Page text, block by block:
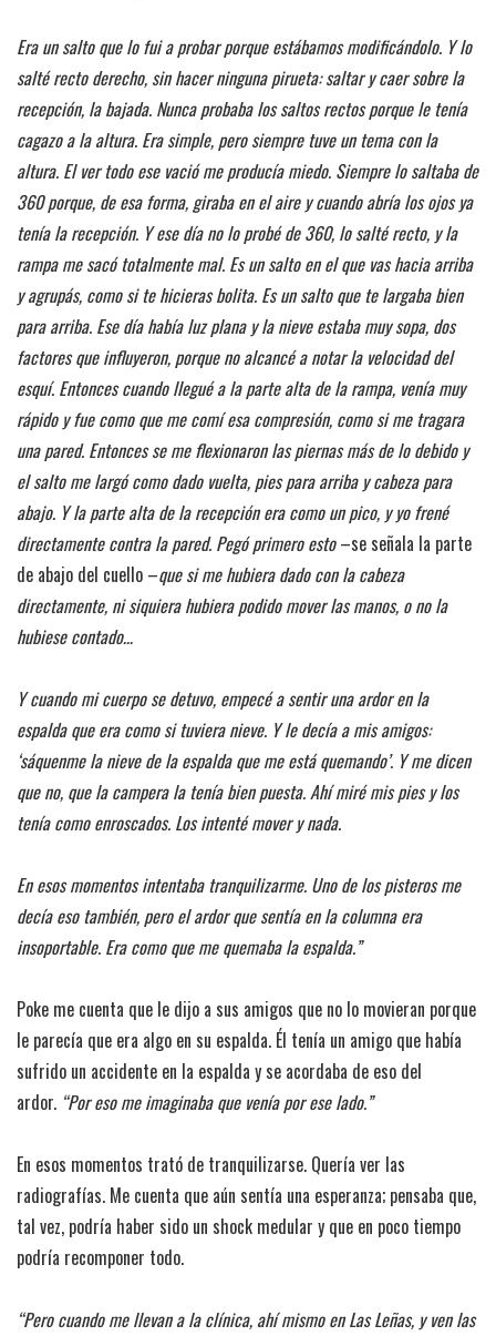
Era un salto que lo fui a probar porque estábamos modificándolo. Y lo
salté recto derecho, sin hacer ninguna pirueta: saltar y caer sobre la
recepción, la bajada. Nunca probaba los saltos rectos porque le tenía
cagazo a la altura. Era simple, pero siempre tuve un tema con la
altura. El ver todo ese vació me producía miedo. Siempre lo saltaba de
360 porque, de esa forma, giraba en el aire y cuando abría los ojos ya
tenía la recepción. Y ese día no lo probé de 360, lo salté recto, y la
rampa me sacó totalmente mal. Es un salto en el que vas hacia arriba
y agrupás, como si te hicieras bolita. Es un salto que te largaba bien
para arriba. Ese día había luz plana y la nieve estaba muy sopa, dos
factores que influyeron, porque no alcancé a notar la velocidad del
esquí. Entonces cuando llegué a la parte alta de la rampa, venía muy
rápido y fue como que me comí esa compresión, como si me tragara
una pared. Entonces se me flexionaron las piernas más de lo debido y
el salto me largó como dado vuelta, pies para arriba y cabeza para
abajo. Y la parte alta de la recepción era como un pico, y yo frené
directamente contra la pared. Pegó primero esto –se señala la parte
de abajo del cuello –que si me hubiera dado con la cabeza
directamente, ni siquiera hubiera podido mover las manos, o no la
hubiese contado…
Y cuando mi cuerpo se detuvo, empecé a sentir una ardor en la
espalda que era como si tuviera nieve. Y le decía a mis amigos:
‘sáquenme la nieve de la espalda que me está quemando’. Y me dicen
que no, que la campera la tenía bien puesta. Ahí miré mis pies y los
tenía como enroscados. Los intenté mover y nada.
En esos momentos intentaba tranquilizarme. Uno de los pisteros me
decía eso también, pero el ardor que sentía en la columna era
insoportable. Era como que me quemaba la espalda.”
Poke me cuenta que le dijo a sus amigos que no lo movieran porque
le parecía que era algo en su espalda. Él tenía un amigo que había
sufrido un accidente en la espalda y se acordaba de eso del
ardor. “Por eso me imaginaba que venía por ese lado.”
En esos momentos trató de tranquilizarse. Quería ver las
radiografías. Me cuenta que aún sentía una esperanza; pensaba que,
tal vez, podría haber sido un shock medular y que en poco tiempo
podría recomponer todo.
“Pero cuando me llevan a la clínica, ahí mismo en Las Leñas, y ven las